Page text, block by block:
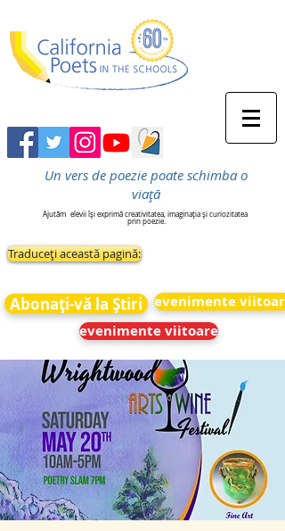
Un vers de poezie poate schimba o
viață
Ajutăm elevii își exprimă creativitatea, imaginația și curiozitatea
prin poezie.
Traduceți această pagină:
Abonați-vă la Știri
evenimente viitoare
evenimente viitoare